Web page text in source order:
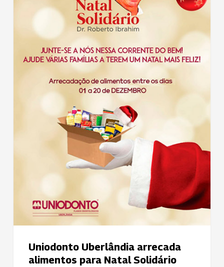
Solidário
Uniodonto Uberlândia arrecada
alimentos para Natal Solidário